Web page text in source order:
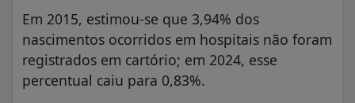
Em 2015, estimou-se que 3,94% dos
nascimentos ocorridos em hospitais não foram
registrados em cartório; em 2024, esse
percentual caiu para 0,83%.